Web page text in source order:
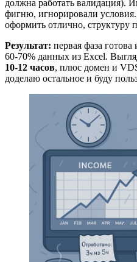
должна работать валидация).
фигню, игнорировали
оформить отлично, структуру
Результат: первая фаза
60-70% данных из Excel.
10-12 часов, плюс домен и
доделаю остальное и буду